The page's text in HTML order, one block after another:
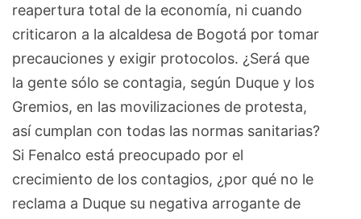
reapertura total de la economía, ni cuando
criticaron a la alcaldesa de Bogotá por tomar
precauciones y exigir protocolos. ¿Será que
la gente sólo se contagia, según Duque y los
Gremios, en las movilizaciones de protesta,
así cumplan con todas las normas sanitarias?
Si Fenalco está preocupado por el
crecimiento de los contagios, ¿por qué no le
reclama a Duque su negativa arrogante de